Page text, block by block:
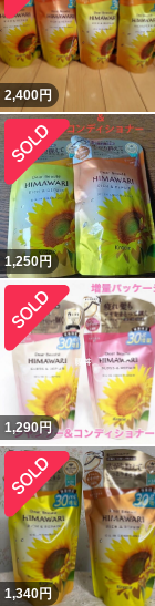
2,400円
1,250円
1,290円
1,340円